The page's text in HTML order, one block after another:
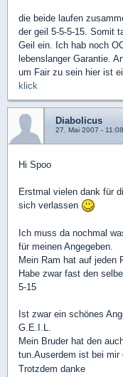
die beide laufen
der geil 5-5-5-15. Somit
Geil ein. Ich hab noch
lebenslanger Garantie.
um Fair zu sein hier ist
klick
Diabolicus
27. Mai 2007 - 11:08
Hi Spoo
Erstmal vielen dank für
sich verlassen
Ich muss da nochmal
für meinen Angegeben.
Mein Ram hat auf jeden
Habe zwar fast den
5-15
Ist zwar ein schönes
G.E.I.L.
Mein Bruder hat den
tun.Auserdem ist bei mir
Trotzdem danke